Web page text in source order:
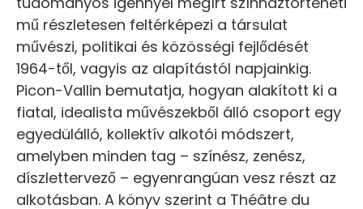
mű részletesen feltérképezi a társulat
művészi, politikai és közösségi fejlődését
1964-től, vagyis az alapítástól napjainkig.
Picon-Vallin bemutatja, hogyan alakított ki a
fiatal, idealista művészekből álló csoport egy
egyedülálló, kollektív alkotói módszert,
amelyben minden tag – színész, zenész,
díszlettervező – egyenrangúan vesz részt az
alkotásban. A könyv szerint a Théâtre du